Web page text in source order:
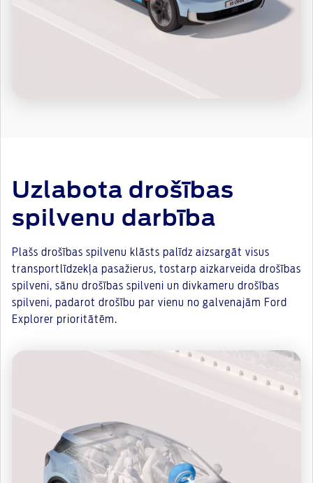
Uzlabota drošības
spilvenu darbība
Plašs drošības spilvenu klāsts palīdz aizsargāt visus
transportlīdzekļa pasažierus, tostarp aizkarveida drošības
spilveni, sānu drošības spilveni un divkameru drošības
spilveni, padarot drošību par vienu no galvenajām Ford
Explorer prioritātēm.